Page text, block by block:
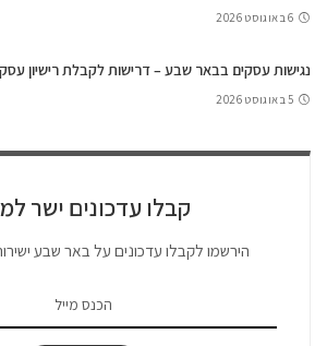
6 באוגוסט 2026
נגישות עסקים בבאר שבע – דרישות לקבלת רישיון עסק
5 באוגוסט 2026
קבלו עדכונים ישר
הירשמו לקבלו עדכונים על באר שבע